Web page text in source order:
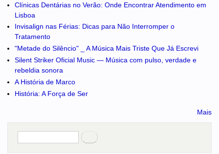
Clínicas Dentárias no Verão: Onde Encontrar Atendimento em
Lisboa
Invisalign nas Férias: Dicas para Não Interromper o
Tratamento
"Metade do Silêncio" _ A Música Mais Triste Que Já Escrevi
Silent Striker Oficial Music — Música com pulso, verdade e
rebeldia sonora
A História de Marco
História: A Força de Ser
Mais
Pesquisar
no portal